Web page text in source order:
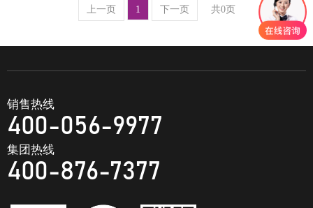
上一页 1 下一页 共0页
销售热线
400-056-9977
集团热线
400-876-7377